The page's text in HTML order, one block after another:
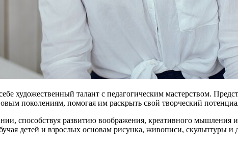
художественный талант с педагогическим мастерством.
поколениям, помогая им раскрыть свой творческий
способствуя развитию воображения, креативного мышления
детей и взрослых основам рисунка, живописи, скульптуры и